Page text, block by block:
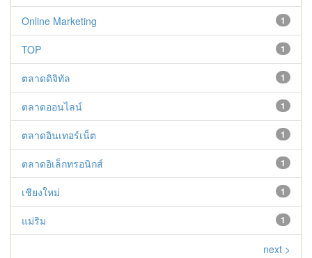
1
Online Marketing
1
TOP
1
ตลาดดิจิทัล
1
ตลาดออนไลน์
1
ตลาดอินเทอร์เน็ต
1
ตลาดอิเล็กทรอนิกส์
1
เชียงใหม่
1
แม่ริม
next >